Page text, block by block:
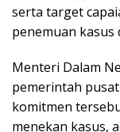
serta target
penemuan kasus
Menteri Dalam
pemerintah
komitmen
menekan kasus,